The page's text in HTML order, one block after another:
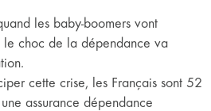
les baby-boomers vont
choc de la dépendance va
cette crise, les Français sont 52
assurance dépendance